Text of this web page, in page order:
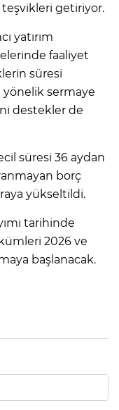
teşvikleri getiriyor.
yatırım
faaliyet
süresi
yönelik sermaye
destekler de
süresi 36 aydan
borç
yükseltildi.
tarihinde
2026 ve
başlanacak.